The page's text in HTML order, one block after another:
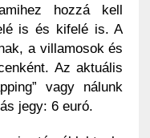
hozzá kell
is és kifelé is. A
a villamosok és
Az aktuális
vagy nálunk
jegy: 6 euró.